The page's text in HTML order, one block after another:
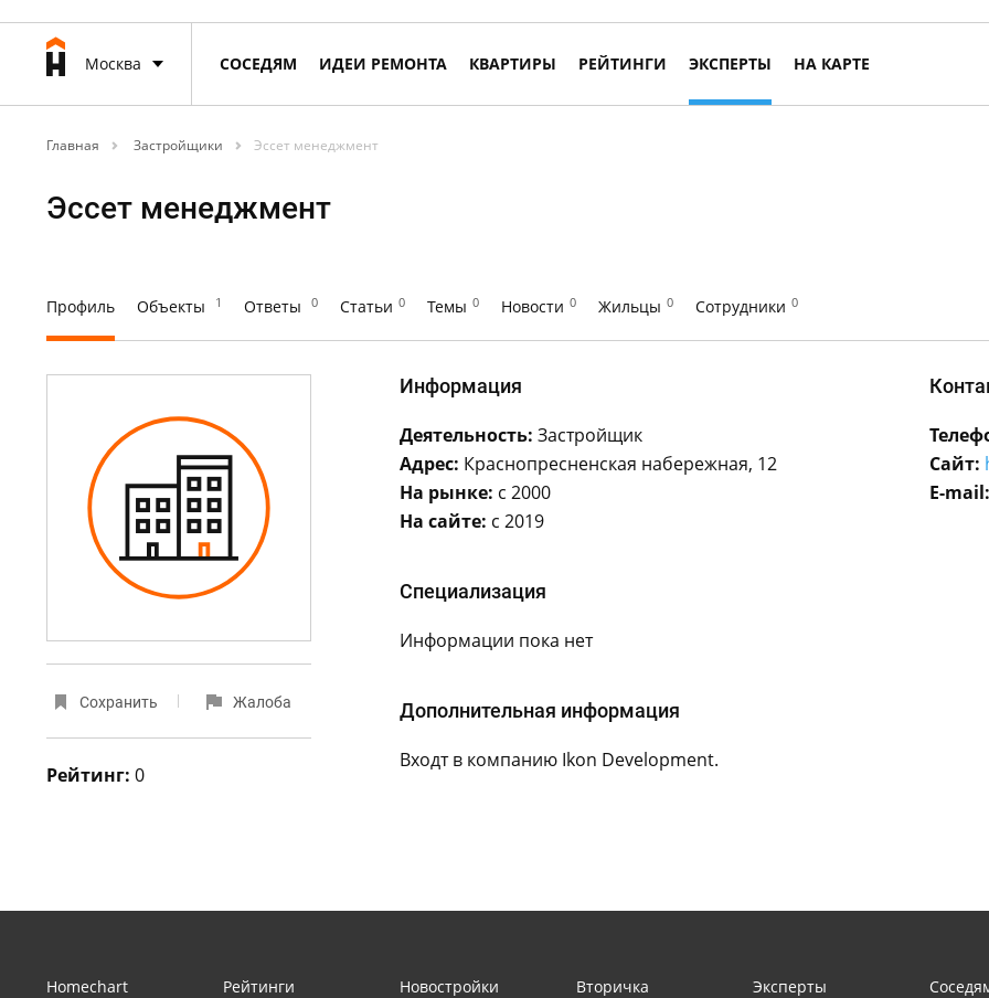
Москва СОСЕДЯМ ИДЕИ РЕМОНТА КВАРТИРЫ РЕЙТИНГИ ЭКСПЕРТЫ НА КАРТЕ
Главная Застройщики Эссет менеджмент
Эссет менеджмент
Профиль Объекты 1 Ответы 0 Статьи 0 Темы 0 Новости 0 Жильцы 0 Сотрудники 0
Сохранить Жалоба
Рейтинг: 0
Информация
Деятельность: Застройщик
Адрес: Краснопресненская набережная, 12
На рынке: с 2000
На сайте: с 2019
Сайт:
E-mail:
Специализация
Информации пока нет
Дополнительная информация
Входт в компанию Ikon Development.
Homechart Рейтинги Новостройки Вторичка Эксперты